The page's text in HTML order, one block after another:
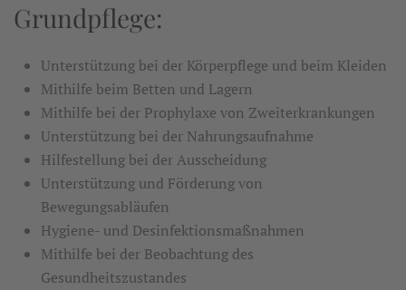
Grundpflege:
Unterstützung bei der Körperpflege und beim Kleiden
Mithilfe beim Betten und Lagern
Mithilfe bei der Prophylaxe von Zweiterkrankungen
Unterstützung bei der Nahrungsaufnahme
Hilfestellung bei der Ausscheidung
Unterstützung und Förderung von
Bewegungsabläufen
Hygiene- und Desinfektionsmaßnahmen
Mithilfe bei der Beobachtung des
Gesundheitszustandes